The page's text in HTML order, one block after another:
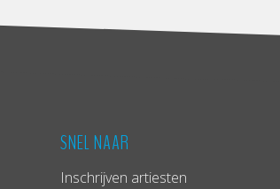
SNEL NAAR
Inschrijven artiesten